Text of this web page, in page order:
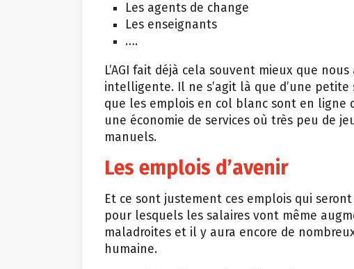
Les agents de change
Les enseignants
….
L’AGI fait déjà cela souvent mieux que
intelligente. Il ne s’agit là que d’une
que les emplois en col blanc sont en ligne
une économie de services où très peu de
manuels.
Les emplois d’avenir
Et ce sont justement ces emplois qui
pour lesquels les salaires vont même
maladroites et il y aura encore de
humaine.